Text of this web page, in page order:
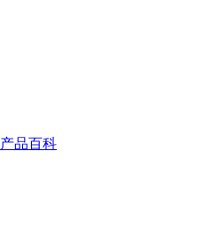
产品百科